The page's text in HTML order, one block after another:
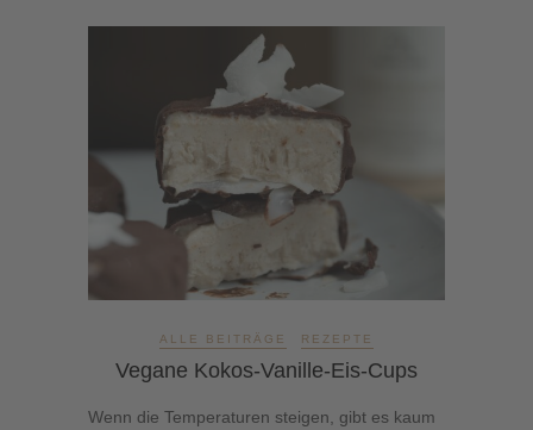
ALLE BEITRÄGE REZEPTE
Vegane Kokos-Vanille-Eis-Cups
Wenn die Temperaturen steigen, gibt es kaum